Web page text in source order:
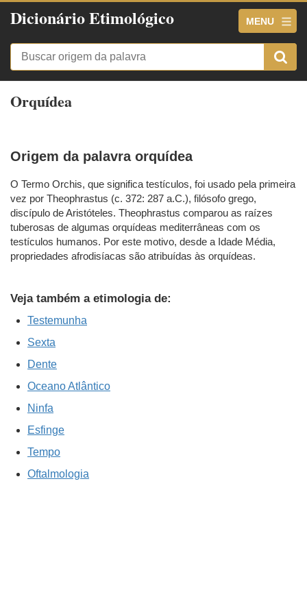
Dicionário Etimológico MENU
Orquídea
Origem da palavra orquídea
O Termo Orchis, que significa testículos, foi usado pela primeira
vez por Theophrastus (c. 372: 287 a.C.), filósofo grego,
discípulo de Aristóteles. Theophrastus comparou as raízes
tuberosas de algumas orquídeas mediterrâneas com os
testículos humanos. Por este motivo, desde a Idade Média,
propriedades afrodisíacas são atribuídas às orquídeas.
Veja também a etimologia de:
Testemunha
Sexta
Dente
Oceano Atlântico
Ninfa
Esfinge
Tempo
Oftalmologia